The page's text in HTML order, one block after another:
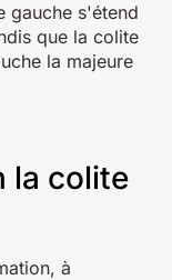
gauche s'étend
que la colite
la majeure
la colite
à